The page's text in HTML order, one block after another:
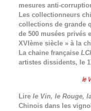
mesures anti-
Les collectionneurs
collections de grande
de 500 musées privés
XVIème siècle » à la
La chaine française
artistes dissidents, le
le
Lirele Vin, le Rouge,
Chinois dans les